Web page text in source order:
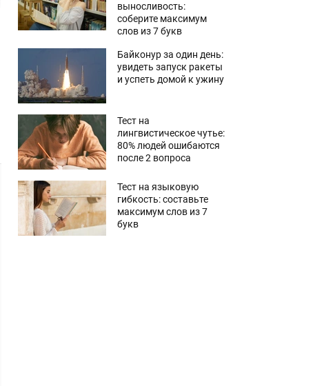
выносливость:
соберите максимум
слов из 7 букв
Байконур за один день:
увидеть запуск ракеты
и успеть домой к ужину
Тест на
лингвистическое чутье:
80% людей ошибаются
после 2 вопроса
Тест на языковую
гибкость: составьте
максимум слов из 7
букв